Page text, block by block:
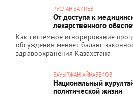
РУСЛАН ЗАКИЕВ
От доступа к
лекарственного
Как системное игнорирование
обсуждения меняет баланс
здравоохранения Казахстана
БАУЫРЖАН АЙНАБЕКОВ
Национальный
политической жизни